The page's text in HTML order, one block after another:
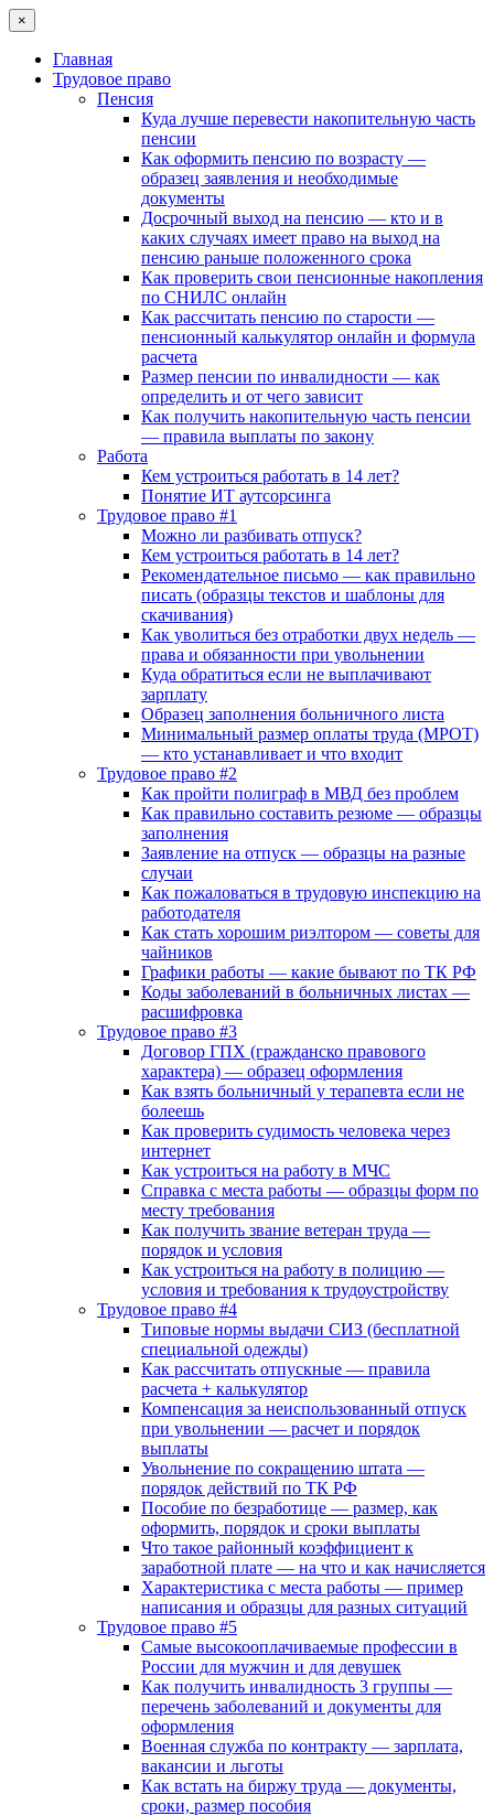
×
Главная
Трудовое право
Пенсия
Куда лучше перевести накопительную часть
пенсии
Как оформить пенсию по возрасту —
образец заявления и необходимые
документы
Досрочный выход на пенсию — кто и в
каких случаях имеет право на выход на
пенсию раньше положенного срока
Как проверить свои пенсионные накопления
по СНИЛС онлайн
Как рассчитать пенсию по старости —
пенсионный калькулятор онлайн и формула
расчета
Размер пенсии по инвалидности — как
определить и от чего зависит
Как получить накопительную часть пенсии
— правила выплаты по закону
Работа
Кем устроиться работать в 14 лет?
Понятие ИТ аутсорсинга
Трудовое право #1
Можно ли разбивать отпуск?
Кем устроиться работать в 14 лет?
Рекомендательное письмо — как правильно
писать (образцы текстов и шаблоны для
скачивания)
Как уволиться без отработки двух недель —
права и обязанности при увольнении
Куда обратиться если не выплачивают
зарплату
Образец заполнения больничного листа
Минимальный размер оплаты труда (МРОТ)
— кто устанавливает и что входит
Трудовое право #2
Как пройти полиграф в МВД без проблем
Как правильно составить резюме — образцы
заполнения
Заявление на отпуск — образцы на разные
случаи
Как пожаловаться в трудовую инспекцию на
работодателя
Как стать хорошим риэлтором — советы для
чайников
Графики работы — какие бывают по ТК РФ
Коды заболеваний в больничных листах —
расшифровка
Трудовое право #3
Договор ГПХ (гражданско правового
характера) — образец оформления
Как взять больничный у терапевта если не
болеешь
Как проверить судимость человека через
интернет
Как устроиться на работу в МЧС
Справка с места работы — образцы форм по
месту требования
Как получить звание ветеран труда —
порядок и условия
Как устроиться на работу в полицию —
условия и требования к трудоустройству
Трудовое право #4
Типовые нормы выдачи СИЗ (бесплатной
специальной одежды)
Как рассчитать отпускные — правила
расчета + калькулятор
Компенсация за неиспользованный отпуск
при увольнении — расчет и порядок
выплаты
Увольнение по сокращению штата —
порядок действий по ТК РФ
Пособие по безработице — размер, как
оформить, порядок и сроки выплаты
Что такое районный коэффициент к
заработной плате — на что и как начисляется
Характеристика с места работы — пример
написания и образцы для разных ситуаций
Трудовое право #5
Самые высокооплачиваемые профессии в
России для мужчин и для девушек
Как получить инвалидность 3 группы —
перечень заболеваний и документы для
оформления
Военная служба по контракту — зарплата,
вакансии и льготы
Как встать на биржу труда — документы,
сроки, размер пособия